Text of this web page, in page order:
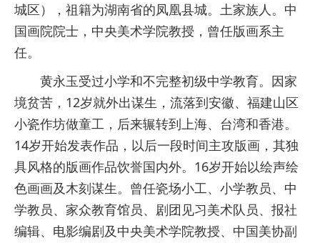
城区），祖籍为湖南省的凤凰县城。土家族人。中
国画院院士，中央美术学院教授，曾任版画系主
任。
黄永玉受过小学和不完整初级中学教育。因家
境贫苦，12岁就外出谋生，流落到安徽、福建山区
小瓷作坊做童工，后来辗转到上海、台湾和香港。
14岁开始发表作品，以后一段时间主攻版画，其独
具风格的版画作品饮誉国内外。16岁开始以绘声绘
色画画及木刻谋生。曾任瓷场小工、小学教员、中
学教员、家众教育馆员、剧团见习美术队员、报社
编辑、电影编剧及中央美术学院教授、中国美协副